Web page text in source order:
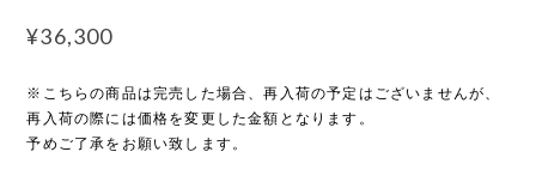
¥36,300
※こちらの商品は完売した場合、再入荷の予定はございませんが、
再入荷の際には価格を変更した金額となります。
予めご了承をお願い致します。